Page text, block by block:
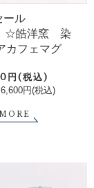
ール
☆皓洋窯 染
カフェマグ
円(税込)
円(税込)
MORE